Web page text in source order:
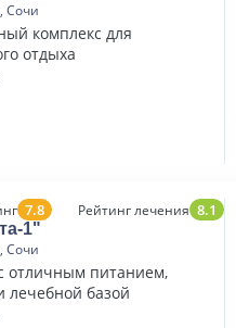
Сочи
комплекс для
отдыха
7.8 Рейтинг лечения 8.1
1"
Сочи
отличным питанием,
базой